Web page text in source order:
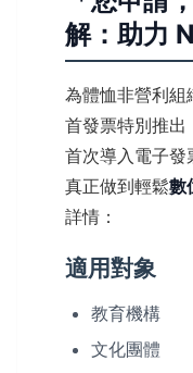
解：助力
為體恤非營利組
首發票特別推出
首次導入電子發
真正做到輕鬆數
詳情：
適用對象
教育機構
文化團體